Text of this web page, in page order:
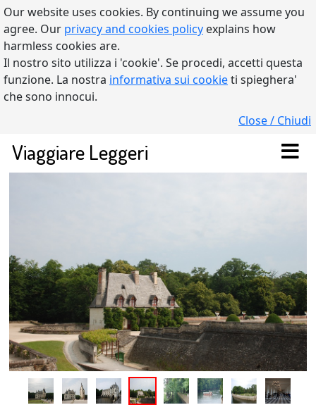
Our website uses cookies. By continuing we assume you
agree. Our privacy and cookies policy explains how
harmless cookies are.
Il nostro sito utilizza i 'cookie'. Se procedi, accetti questa
funzione. La nostra informativa sui cookieti spieghera'
che sono innocui.
Close / Chiudi
Viaggiare Leggeri